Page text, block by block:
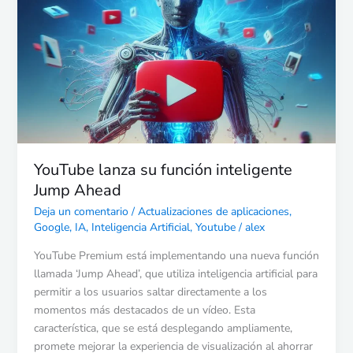
YouTube lanza su función inteligente
Jump Ahead
Deja un comentario / Actualizaciones de aplicaciones,
Google, IA, Inteligencia Artificial, Youtube/ alex
YouTube Premium está implementando una nueva función
llamada ‘Jump Ahead’, que utiliza inteligencia artificial para
permitir a los usuarios saltar directamente a los
momentos más destacados de un vídeo. Esta
característica, que se está desplegando ampliamente,
promete mejorar la experiencia de visualización al ahorrar
función
inteligente
Jump
Ahead